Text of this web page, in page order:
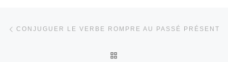
Parcourir les articles
CONJUGUER LE VERBE ROMPRE AU PASSÉ PRÉSENT